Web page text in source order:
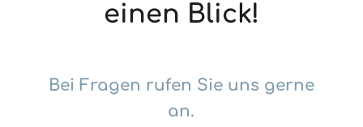
einen Blick!
Bei Fragen rufen Sie uns gerne
an.